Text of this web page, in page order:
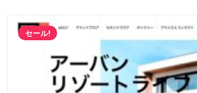
セール!